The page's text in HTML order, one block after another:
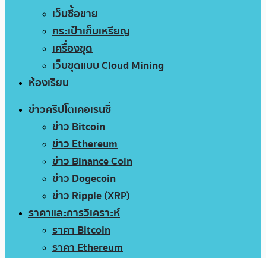
เว็บซื้อขาย
กระเป๋าเก็บเหรียญ
เครื่องขุด
เว็บขุดแบบ Cloud Mining
ห้องเรียน
ข่าวคริปโตเคอเรนซี่
ข่าว Bitcoin
ข่าว Ethereum
ข่าว Binance Coin
ข่าว Dogecoin
ข่าว Ripple (XRP)
ราคาและการวิเคราะห์
ราคา Bitcoin
ราคา Ethereum